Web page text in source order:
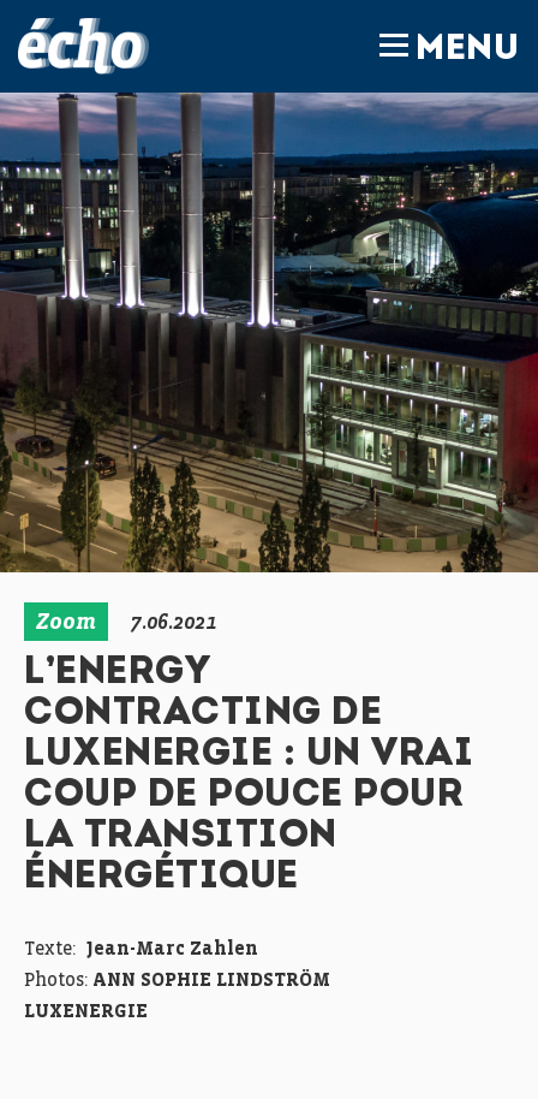
MENU
Zoom 7.06.2021
L’ENERGY
CONTRACTING DE
LUXENERGIE : UN VRAI
COUP DE POUCE POUR
LA TRANSITION
ÉNERGÉTIQUE
Texte: Jean-Marc Zahlen
Photos: ANN SOPHIE LINDSTRÖM
LUXENERGIE